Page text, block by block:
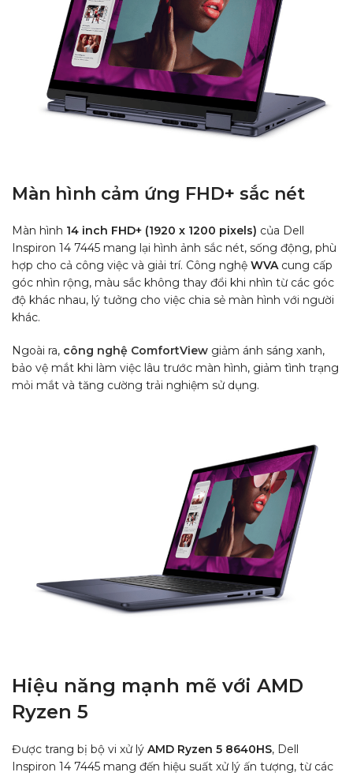
Màn hình cảm ứng FHD+ sắc nét
Màn hình 14 inch FHD+ (1920 x 1200 pixels) của Dell
Inspiron 14 7445 mang lại hình ảnh sắc nét, sống động, phù
hợp cho cả công việc và giải trí. Công nghệ WVAcung cấp
góc nhìn rộng, màu sắc không thay đổi khi nhìn từ các góc
độ khác nhau, lý tưởng cho việc chia sẻ màn hình với người
khác.
Ngoài ra, công nghệ ComfortView giảm ánh sáng xanh,
bảo vệ mắt khi làm việc lâu trước màn hình, giảm tình trạng
mỏi mắt và tăng cường trải nghiệm sử dụng.
Hiệu năng mạnh mẽ với AMD
Ryzen 5
Được trang bị bộ vi xử lý AMD Ryzen 5 8640HS, Dell
Inspiron 14 7445 mang đến hiệu suất xử lý ấn tượng, từ các